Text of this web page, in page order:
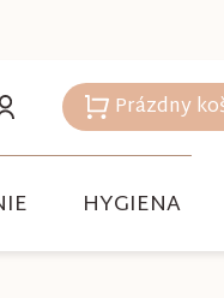
Nákupný
košík
Prázdny
HYGIENA